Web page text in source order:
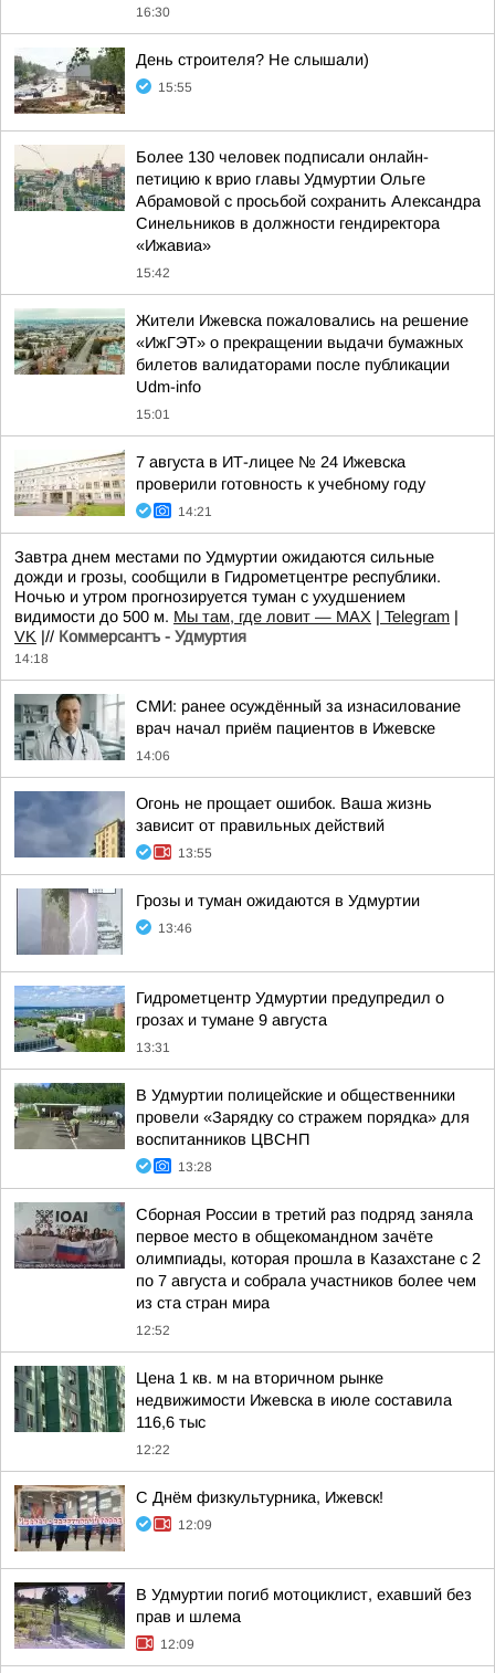
16:30
День строителя? Не слышали)
15:55
Более 130 человек подписали онлайн-
петицию к врио главы Удмуртии Ольге
Абрамовой с просьбой сохранить Александра
Синельников в должности гендиректора
«Ижавиа»
15:42
Жители Ижевска пожаловались на решение
«ИжГЭТ» о прекращении выдачи бумажных
билетов валидаторами после публикации
Udm-info
15:01
7 августа в ИТ-лицее № 24 Ижевска
проверили готовность к учебному году
14:21
Завтра днем местами по Удмуртии ожидаются сильные
дожди и грозы, сообщили в Гидрометцентре республики.
Ночью и утром прогнозируется туман с ухудшением
видимости до 500 м. Мы там, где ловит — MAX | Telegram |
VK |// Коммерсантъ - Удмуртия
14:18
СМИ: ранее осуждённый за изнасилование
врач начал приём пациентов в Ижевске
14:06
Огонь не прощает ошибок. Ваша жизнь
зависит от правильных действий
13:55
Грозы и туман ожидаются в Удмуртии
13:46
Гидрометцентр Удмуртии предупредил о
грозах и тумане 9 августа
13:31
В Удмуртии полицейские и общественники
провели «Зарядку со стражем порядка» для
воспитанников ЦВСНП
13:28
Сборная России в третий раз подряд заняла
первое место в общекомандном зачёте
олимпиады, которая прошла в Казахстане с 2
по 7 августа и собрала участников более чем
из ста стран мира
12:52
Цена 1 кв. м на вторичном рынке
недвижимости Ижевска в июле составила
116,6 тыс
12:22
С Днём физкультурника, Ижевск!
12:09
В Удмуртии погиб мотоциклист, ехавший без
прав и шлема
12:09